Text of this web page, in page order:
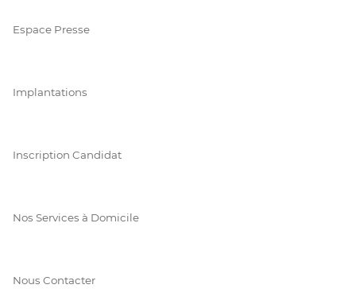
Espace Presse
Implantations
Inscription Candidat
Nos Services à Domicile
Nous Contacter